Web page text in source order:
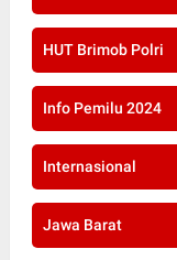
HUT Brimob Polri
Info Pemilu 2024
Internasional
Jawa Barat